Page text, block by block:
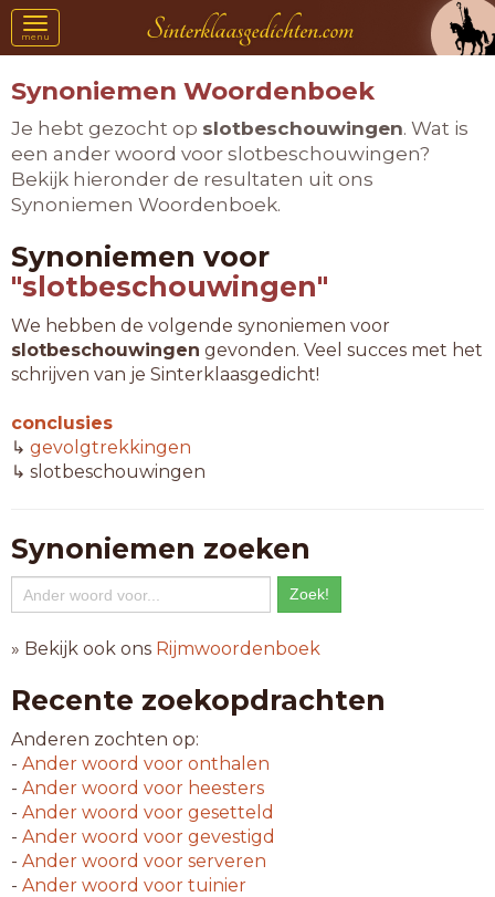
Toggle
navigation
menu
Synoniemen Woordenboek
Je hebt gezocht op slotbeschouwingen. Wat is
een ander woord voor slotbeschouwingen?
Bekijk hieronder de resultaten uit ons
Synoniemen Woordenboek.
Synoniemen voor
"slotbeschouwingen"
We hebben de volgende synoniemen voor
slotbeschouwingen gevonden. Veel succes met het
schrijven van je Sinterklaasgedicht!
conclusies
↳ gevolgtrekkingen
↳ slotbeschouwingen
Synoniemen zoeken
» Bekijk ook ons Rijmwoordenboek
Recente zoekopdrachten
Anderen zochten op:
- Ander woord voor onthalen
- Ander woord voor heesters
- Ander woord voor gesetteld
- Ander woord voor gevestigd
- Ander woord voor serveren
- Ander woord voor tuinier